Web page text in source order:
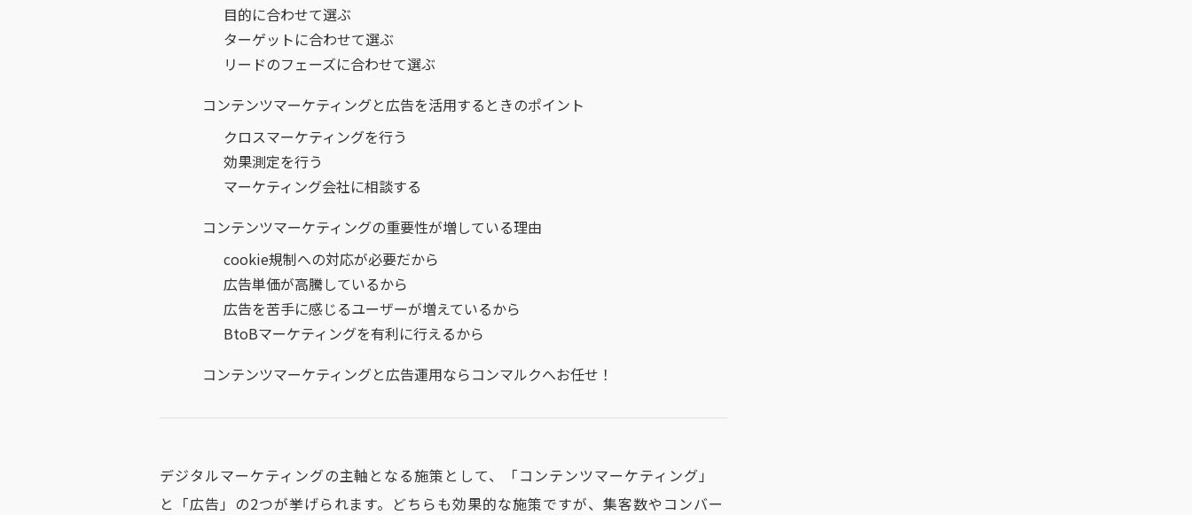
目的に合わせて選ぶ
ターゲットに合わせて選ぶ
リードのフェーズに合わせて選ぶ
コンテンツマーケティングと広告を活用するときのポイント
クロスマーケティングを行う
効果測定を行う
マーケティング会社に相談する
コンテンツマーケティングの重要性が増している理由
cookie規制への対応が必要だから
広告単価が高騰しているから
広告を苦手に感じるユーザーが増えているから
BtoBマーケティングを有利に行えるから
コンテンツマーケティングと広告運用ならコンマルクへお任せ！
デジタルマーケティングの主軸となる施策として、「コンテンツマーケティング」
と「広告」の2つが挙げられます。どちらも効果的な施策ですが、集客数やコンバー